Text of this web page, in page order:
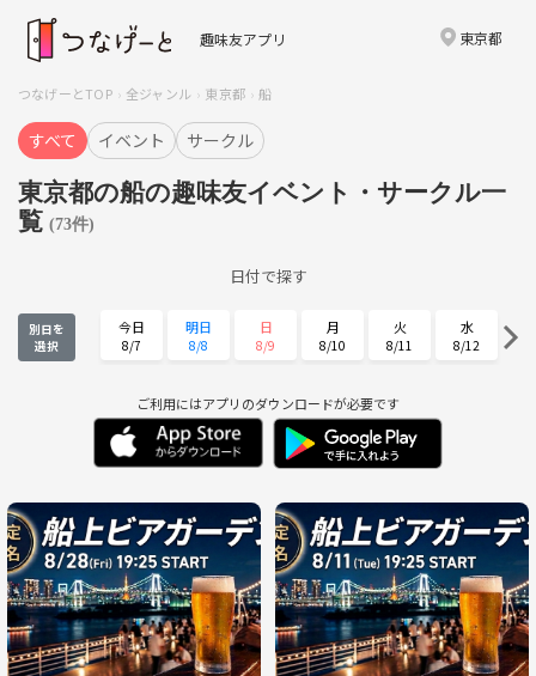
趣味友アプリ 東京都
つなげーとTOP 全ジャンル 東京都 船
すべて イベント サークル
東京都の船の趣味友イベント・サークル一
覧 (73件)
日付で探す
別日を
選択
今日
8/7
明日
8/8
日
8/9
月
8/10
火
8/11
水
8/12
8/13 8/14 8/15 8/16 8/17
水
8/19
木
8/20
土
8/22
日
8/23
8/27
月
8/31 9/1
水
9/2
木
9/3
金
9/4 9/5
ご利用にはアプリのダウンロードが必要です